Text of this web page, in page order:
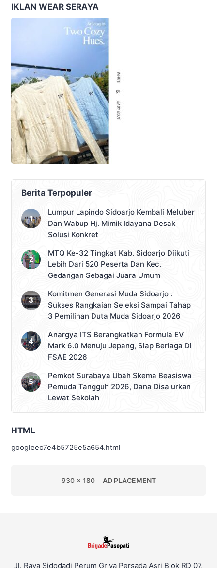
IKLAN WEAR SERAYA
Berita Terpopuler
Lumpur Lapindo Sidoarjo Kembali Meluber
Dan Wabup Hj. Mimik Idayana Desak
Solusi Konkret
MTQ Ke-32 Tingkat Kab. Sidoarjo Diikuti
Lebih Dari 520 Peserta Dan Kec.
Gedangan Sebagai Juara Umum
Komitmen Generasi Muda Sidoarjo :
Sukses Rangkaian Seleksi Sampai Tahap
3 Pemilihan Duta Muda Sidoarjo 2026
Anargya ITS Berangkatkan Formula EV
Mark 6.0 Menuju Jepang, Siap Berlaga Di
FSAE 2026
Pemkot Surabaya Ubah Skema Beasiswa
Pemuda Tangguh 2026, Dana Disalurkan
Lewat Sekolah
HTML
googleec7e4b5725e5a654.html
930 x 180 AD PLACEMENT
Jl. Raya Sidodadi Perum Griya Persada Asri Blok RD 07,